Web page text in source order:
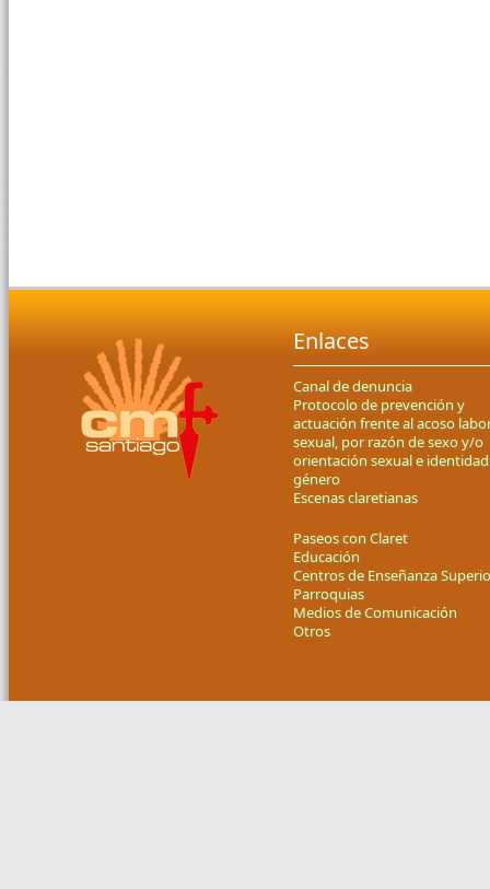
Enlaces
Canal de denuncia
Protocolo de prevención y
actuación frente al acoso
sexual, por razón de sexo y/o
orientación sexual e
género
Escenas claretianas
Paseos con Claret
Educación
Centros de Enseñanza
Parroquias
Medios de Comunicación
Otros